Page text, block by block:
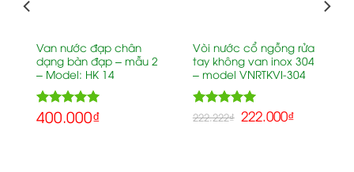
Van nước đạp chân
dạng bàn đạp – mẫu 2
– Model: HK 14
Rated5.00
out of 5
400.000₫
Vòi nước cổ ngỗng rửa
tay không van inox 304
– model VNRTKVI-304
Rated5.00
222.222₫ 222.000₫